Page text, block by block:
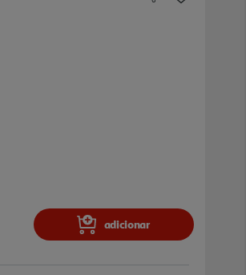
adicionar